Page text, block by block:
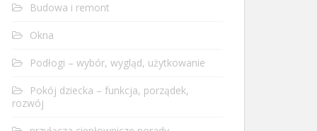
Budowa i remont
Okna
Podłogi – wybór, wygląd, użytkowanie
Pokój dziecka – funkcja, porządek,
rozwój